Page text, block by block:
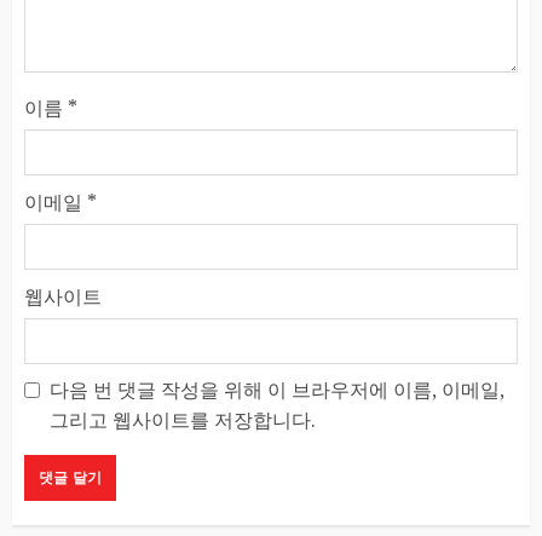
이름 *
이메일 *
웹사이트
다음 번 댓글 작성을 위해 이 브라우저에 이름, 이메일,
그리고 웹사이트를 저장합니다.